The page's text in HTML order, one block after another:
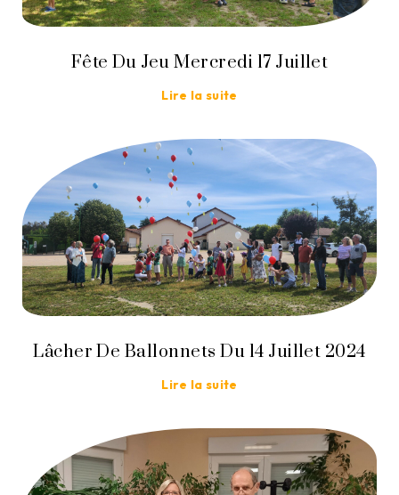
Fête Du Jeu Mercredi 17 Juillet
Lire la suite
Lâcher De Ballonnets Du 14 Juillet 2024
Lire la suite